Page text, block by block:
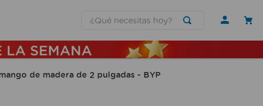
de madera de 2 pulgadas - BYP